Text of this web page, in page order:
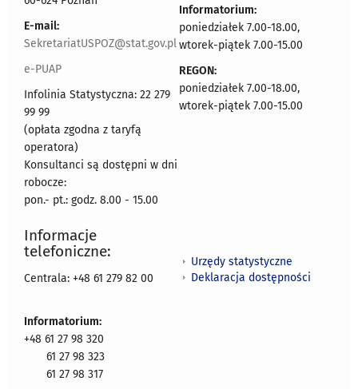
E-mail:
SekretariatUSPOZ@stat.gov.pl
e-PUAP
Infolinia Statystyczna: 22 279
99 99
(opłata zgodna z taryfą
operatora)
Konsultanci są dostępni w dni
robocze:
pon.- pt.: godz. 8.00 - 15.00
Informatorium:
poniedziałek 7.00-18.00,
wtorek-piątek 7.00-15.00
REGON:
poniedziałek 7.00-18.00,
wtorek-piątek 7.00-15.00
Informacje
telefoniczne:
Centrala: +48 61 279 82 00
Informatorium:
+48 61 27 98 320
61 27 98 323
61 27 98 317
Urzędy statystyczne
Deklaracja dostępności